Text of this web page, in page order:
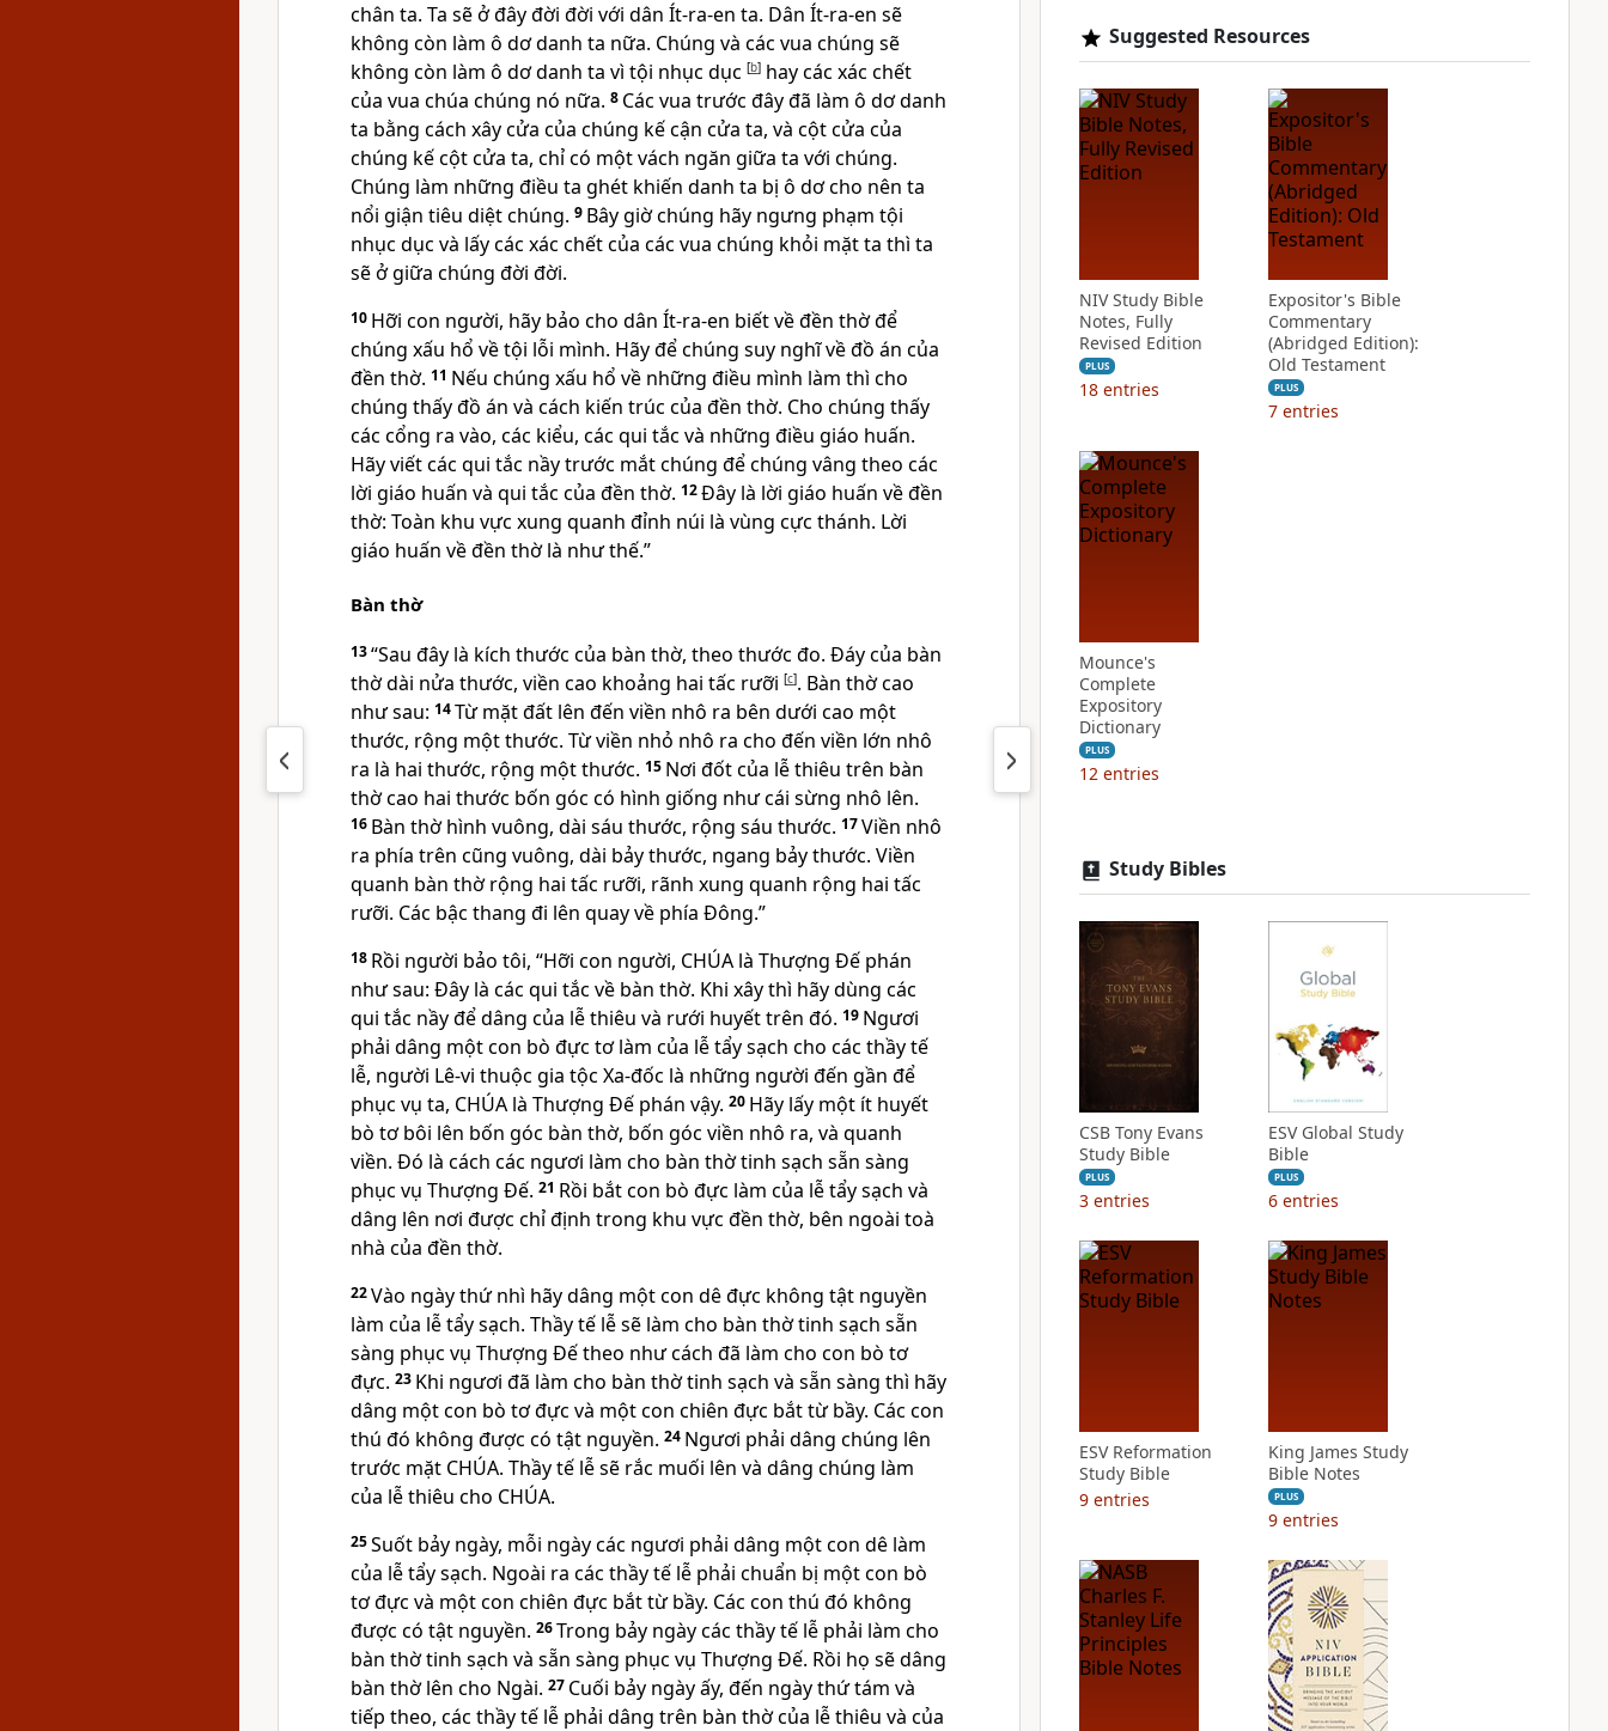
chân ta. Ta sẽ ở đây đời đời với dân Ít-ra-en ta. Dân Ít-ra-en sẽ
không còn làm ô dơ danh ta nữa. Chúng và các vua chúng sẽ
không còn làm ô dơ danh ta vì tội nhục dục [b] hay các xác chết
của vua chúa chúng nó nữa. 8 Các vua trước đây đã làm ô dơ danh
ta bằng cách xây cửa của chúng kế cận cửa ta, và cột cửa của
chúng kế cột cửa ta, chỉ có một vách ngăn giữa ta với chúng.
Chúng làm những điều ta ghét khiến danh ta bị ô dơ cho nên ta
nổi giận tiêu diệt chúng. 9 Bây giờ chúng hãy ngưng phạm tội
nhục dục và lấy các xác chết của các vua chúng khỏi mặt ta thì ta
sẽ ở giữa chúng đời đời.
10 Hỡi con người, hãy bảo cho dân Ít-ra-en biết về đền thờ để
chúng xấu hổ về tội lỗi mình. Hãy để chúng suy nghĩ về đồ án của
đền thờ. 11 Nếu chúng xấu hổ về những điều mình làm thì cho
chúng thấy đồ án và cách kiến trúc của đền thờ. Cho chúng thấy
các cổng ra vào, các kiểu, các qui tắc và những điều giáo huấn.
Hãy viết các qui tắc nầy trước mắt chúng để chúng vâng theo các
lời giáo huấn và qui tắc của đền thờ. 12Đây là lời giáo huấn về đền
thờ: Toàn khu vực xung quanh đỉnh núi là vùng cực thánh. Lời
giáo huấn về đền thờ là như thế.”
Bàn thờ
13“Sau đây là kích thước của bàn thờ, theo thước đo. Đáy của bàn
thờ dài nửa thước, viền cao khoảng hai tấc rưỡi [c]. Bàn thờ cao
như sau: 14Từ mặt đất lên đến viền nhô ra bên dưới cao một
thước, rộng một thước. Từ viền nhỏ nhô ra cho đến viền lớn nhô
ra là hai thước, rộng một thước. 15 Nơi đốt của lễ thiêu trên bàn
thờ cao hai thước bốn góc có hình giống như cái sừng nhô lên.
16 Bàn thờ hình vuông, dài sáu thước, rộng sáu thước. 17Viền nhô
ra phía trên cũng vuông, dài bảy thước, ngang bảy thước. Viền
quanh bàn thờ rộng hai tấc rưỡi, rãnh xung quanh rộng hai tấc
rưỡi. Các bậc thang đi lên quay về phía Đông.”
18 Rồi người bảo tôi, “Hỡi con người, CHÚA là Thượng Đế phán
như sau: Đây là các qui tắc về bàn thờ. Khi xây thì hãy dùng các
qui tắc nầy để dâng của lễ thiêu và rưới huyết trên đó. 19 Ngươi
phải dâng một con bò đực tơ làm của lễ tẩy sạch cho các thầy tế
lễ, người Lê-vi thuộc gia tộc Xa-đốc là những người đến gần để
phục vụ ta, CHÚA là Thượng Đế phán vậy. 20 Hãy lấy một ít huyết
bò tơ bôi lên bốn góc bàn thờ, bốn góc viền nhô ra, và quanh
viền. Đó là cách các ngươi làm cho bàn thờ tinh sạch sẵn sàng
phục vụ Thượng Đế. 21 Rồi bắt con bò đực làm của lễ tẩy sạch và
dâng lên nơi được chỉ định trong khu vực đền thờ, bên ngoài toà
nhà của đền thờ.
22Vào ngày thứ nhì hãy dâng một con dê đực không tật nguyền
làm của lễ tẩy sạch. Thầy tế lễ sẽ làm cho bàn thờ tinh sạch sẵn
sàng phục vụ Thượng Đế theo như cách đã làm cho con bò tơ
đực. 23 Khi ngươi đã làm cho bàn thờ tinh sạch và sẵn sàng thì hãy
dâng một con bò tơ đực và một con chiên đực bắt từ bầy. Các con
thú đó không được có tật nguyền. 24 Ngươi phải dâng chúng lên
trước mặt CHÚA. Thầy tế lễ sẽ rắc muối lên và dâng chúng làm
của lễ thiêu cho CHÚA.
25Suốt bảy ngày, mỗi ngày các ngươi phải dâng một con dê làm
của lễ tẩy sạch. Ngoài ra các thầy tế lễ phải chuẩn bị một con bò
tơ đực và một con chiên đực bắt từ bầy. Các con thú đó không
được có tật nguyền. 26Trong bảy ngày các thầy tế lễ phải làm cho
bàn thờ tinh sạch và sẵn sàng phục vụ Thượng Đế. Rồi họ sẽ dâng
bàn thờ lên cho Ngài. 27 Cuối bảy ngày ấy, đến ngày thứ tám và
tiếp theo, các thầy tế lễ phải dâng trên bàn thờ của lễ thiêu và của
Suggested Resources
NIV Study Bible
Notes, Fully
Revised Edition
PLUS
18 entries
Expositor's Bible
Commentary
(Abridged Edition):
Old Testament
PLUS
7 entries
Mounce's
Complete
Expository
Dictionary
PLUS
12 entries
Study Bibles
CSB Tony Evans
Study Bible
PLUS
3 entries
ESV Global Study
Bible
PLUS
6 entries
ESV Reformation
Study Bible
9 entries
King James Study
Bible Notes
PLUS
9 entries